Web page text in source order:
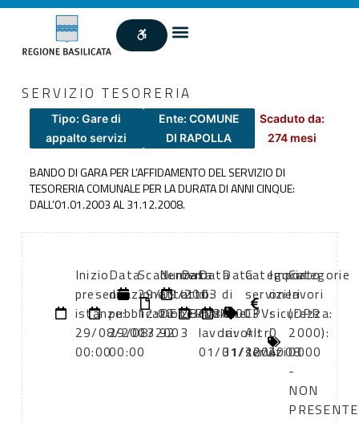
SERVIZIO TESORERIA
Tipo: Gare di
appalto servizi
Ente: COMUNE
DI RAPOLLA
Scaduto da:
274 mesi
BANDO DI GARA PER L’AFFIDAMENTO DEL SERVIZIO DI
TESORERIA COMUNALE PER LA DURATA DI ANNI CINQUE:
DALL’01.01.2003 AL 31.12.2008.
Inizio
presentazione
istanze:
29/08/2003
00:00
Data
di
pubblicazione:
29/08/2003
00:00
Scadenza:
29/09/2003
12:00
Numero
atto:
DETERMINA
92
Data
atto:
28/08/2003
Data
di
inizio
lavori:
01/01/2004
Data
di
fine
lavori:
31/12/2008
Categoria
servizi
CPV:
Altri
servizi
Importo
oneri
sicurezza:
0
Categorie
lavori
(DPR
2000):
0000
-
NON
PRESENTE